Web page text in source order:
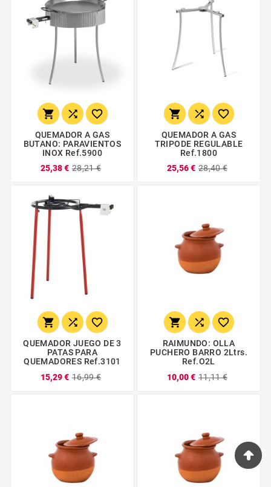
  
QUEMADOR A GAS
BUTANO: PARAVIENTOS
INOX Ref.5900
25,38 € 28,21 €
  
QUEMADOR A GAS
TRIPODE REGULABLE
Ref.1800
25,56 € 28,40 €
  
QUEMADOR JUEGO DE 3
PATAS PARA
QUEMADORES Ref.3101
15,29 € 16,99 €
  
RAIMUNDO: OLLA
PUCHERO BARRO 2Ltrs.
Ref.O2L
10,00 € 11,11 €